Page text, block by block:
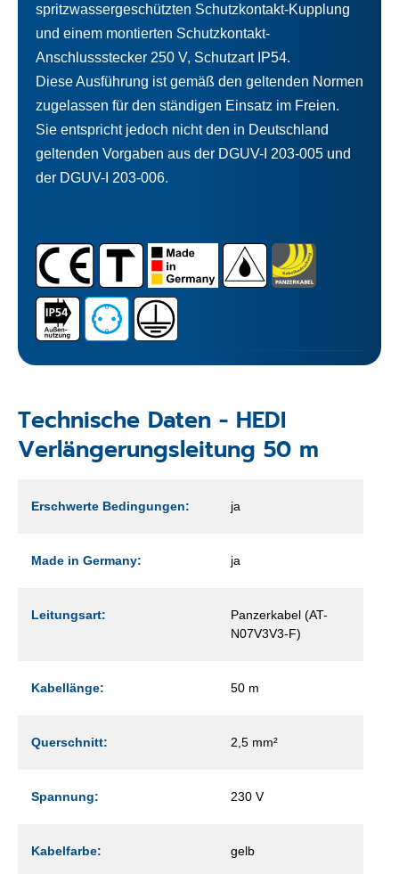
spritzwassergeschützten Schutzkontakt-Kupplung
und einem montierten Schutzkontakt-
Anschlussstecker 250 V, Schutzart IP54.
Diese Ausführung ist gemäß den geltenden Normen
zugelassen für den ständigen Einsatz im Freien.
Sie entspricht jedoch nicht den in Deutschland
geltenden Vorgaben aus der DGUV-I 203-005 und
der DGUV-I 203-006.
Technische Daten - HEDI
Verlängerungsleitung 50 m
Erschwerte Bedingungen: ja
Made in Germany: ja
Leitungsart:
Panzerkabel (AT-
N07V3V3-F)
Kabellänge: 50 m
Querschnitt: 2,5 mm²
Spannung: 230 V
Kabelfarbe: gelb